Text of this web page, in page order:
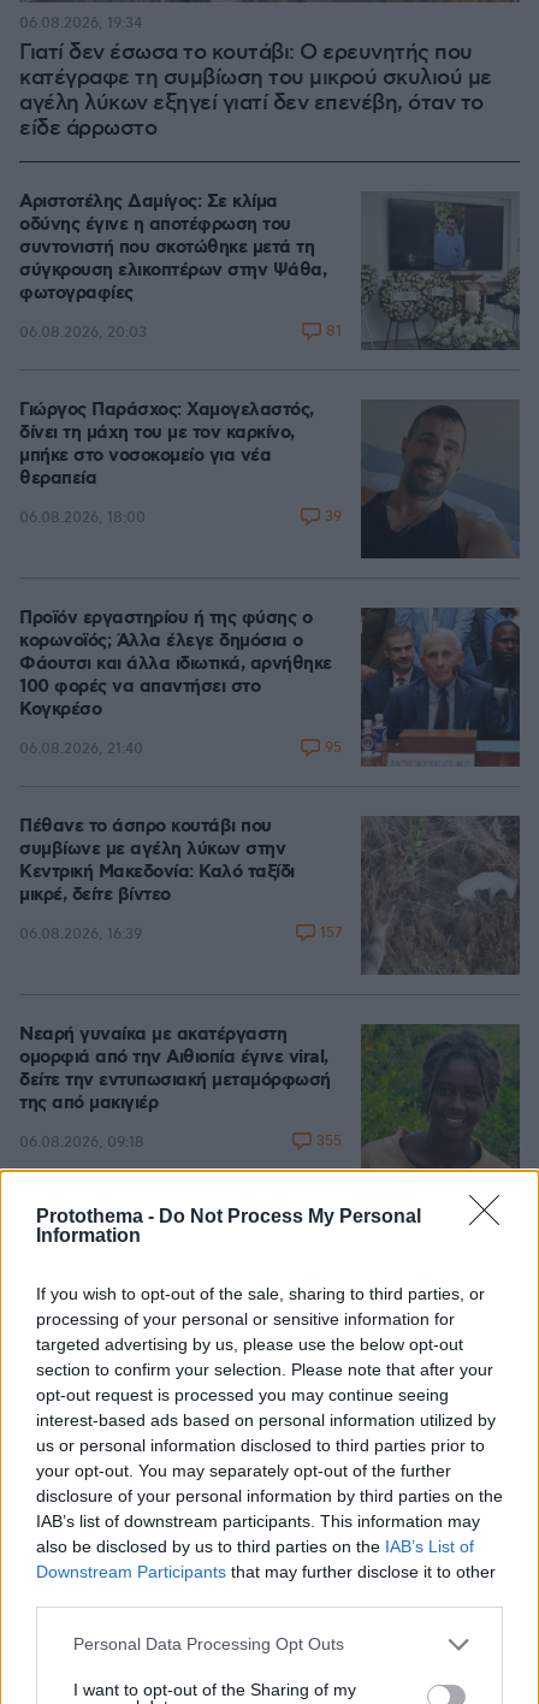
Protothema - Do Not Process My Personal
Information
If you wish to opt-out of the sale, sharing to third parties, or
processing of your personal or sensitive information for
targeted advertising by us, please use the below opt-out
section to confirm your selection. Please note that after your
opt-out request is processed you may continue seeing
interest-based ads based on personal information utilized by
us or personal information disclosed to third parties prior to
your opt-out. You may separately opt-out of the further
disclosure of your personal information by third parties on the
IAB’s list of downstream participants. This information may
also be disclosed by us to third parties on the IAB’s List of
Downstream Participants that may further disclose it to other
Please note that this website/app uses one or more Google
not limited to your visit or usage behaviour. You may click to
Personal Data Processing Opt Outs
I want to opt-out of the Sharing of my
Γιατί δεν έσωσα το κουτάβι: Ο ερευνητής που
κατέγραφε τη συμβίωση του μικρού σκυλιού με
αγέλη λύκων εξηγεί γιατί δεν επενέβη, όταν το
είδε άρρωστο
06.08.2026, 19:34
Αριστοτέλης Δαμίγος: Σε κλίμα
οδύνης έγινε η αποτέφρωση του
συντονιστή που σκοτώθηκε μετά τη
σύγκρουση ελικοπτέρων στην Ψάθα,
φωτογραφίες
06.08.2026, 20:03 81
Γιώργος Παράσχος: Χαμογελαστός,
δίνει τη μάχη του με τον καρκίνο,
μπήκε στο νοσοκομείο για νέα
θεραπεία
06.08.2026, 18:00 39
Προϊόν εργαστηρίου ή της φύσης ο
κορωνοϊός; Άλλα έλεγε δημόσια ο
Φάουτσι και άλλα ιδιωτικά, αρνήθηκε
100 φορές να απαντήσει στο
Κογκρέσο
06.08.2026, 21:40 95
Πέθανε το άσπρο κουτάβι που
συμβίωνε με αγέλη λύκων στην
Κεντρική Μακεδονία: Καλό ταξίδι
μικρέ, δείτε βίντεο
06.08.2026, 16:39 157
Νεαρή γυναίκα με ακατέργαστη
ομορφιά από την Αιθιοπία έγινε viral,
δείτε την εντυπωσιακή μεταμόρφωσή
της από μακιγιέρ
06.08.2026, 09:18 355
Η αποκαλυπτική κατάθεση της
γνωρίσαμε τη Λίσα, γιατί υποψιάστηκα
ότι ήταν το πτώμα στη βαλίτσα
06.08.2026, 12:32 286
Games
Cut The Rope Northern Heights Candy